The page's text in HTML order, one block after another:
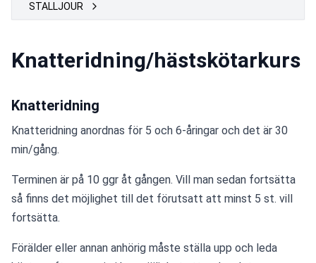
STALLJOUR
Knatteridning/hästskötarkurs
Knatteridning
Knatteridning anordnas för 5 och 6-åringar och det är 30
min/gång.
Terminen är på 10 ggr åt gången. Vill man sedan fortsätta
så finns det möjlighet till det förutsatt att minst 5 st. vill
fortsätta.
Förälder eller annan anhörig måste ställa upp och leda